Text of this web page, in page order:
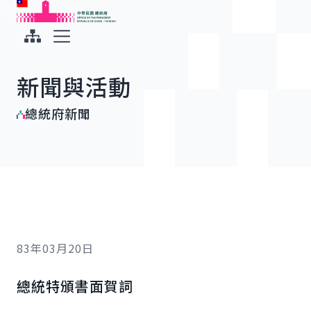
跳到主要內容
中華民國總統府
新聞與活動
總統府新聞
83年03月20日
總統特頒書面賀詞